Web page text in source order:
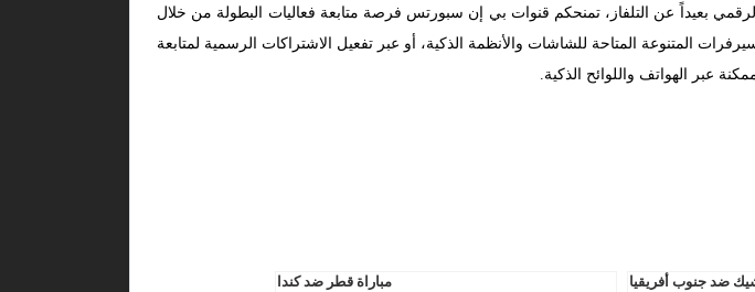
بعيداً عن التلفاز، تمنحكم قنوات بي إن سبورتس فرصة متابعة فعاليات البطولة من خلال
المتنوعة المتاحة للشاشات والأنظمة الذكية، أو عبر تفعيل الاشتراكات الرسمية لمتابعة
عبر الهواتف واللوائح الذكية.
ضد جنوب أفريقيا مباراة قطر ضد كندا